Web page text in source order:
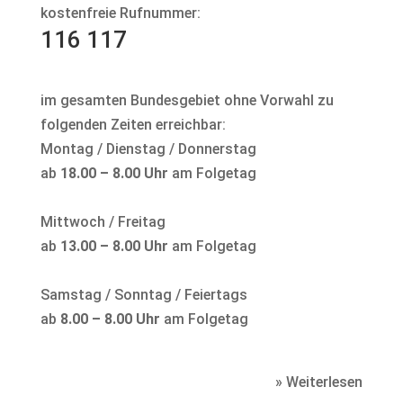
kostenfreie Rufnummer:
116 117
im gesamten Bundesgebiet ohne Vorwahl zu
folgenden Zeiten erreichbar:
Montag / Dienstag / Donnerstag
ab 18.00 – 8.00 Uhr am Folgetag
Mittwoch / Freitag
ab 13.00 – 8.00 Uhr am Folgetag
Samstag / Sonntag / Feiertags
ab 8.00 – 8.00 Uhr am Folgetag
» Weiterlesen